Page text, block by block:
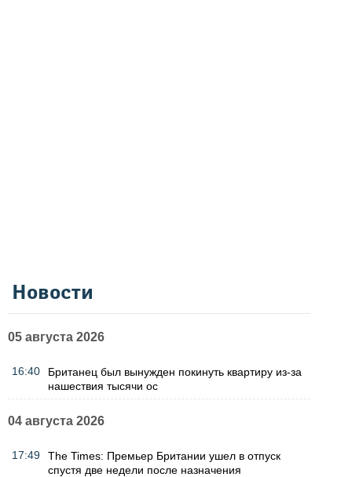
Новости
05 августа 2026
16:40
Британец был вынужден покинуть квартиру из-за
нашествия тысячи ос
04 августа 2026
17:49
The Times: Премьер Британии ушел в отпуск
спустя две недели после назначения